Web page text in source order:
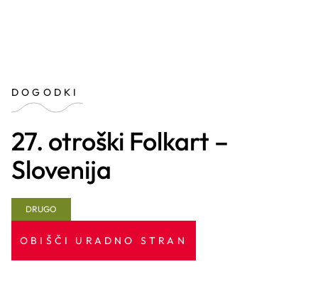
DOGODKI
27. otroški Folkart –
Slovenija
DRUGO
OBIŠČI URADNO STRAN